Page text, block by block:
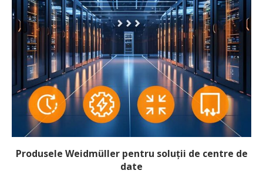
Produsele Weidmüller pentru soluții de centre de
date